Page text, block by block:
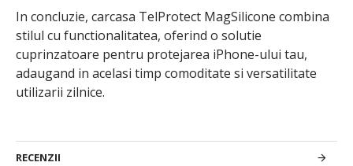
In concluzie, carcasa TelProtect MagSilicone combina
stilul cu functionalitatea, oferind o solutie
cuprinzatoare pentru protejarea iPhone-ului tau,
adaugand in acelasi timp comoditate si versatilitate
utilizarii zilnice.
RECENZII